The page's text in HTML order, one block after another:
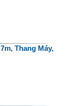
Thang Máy,